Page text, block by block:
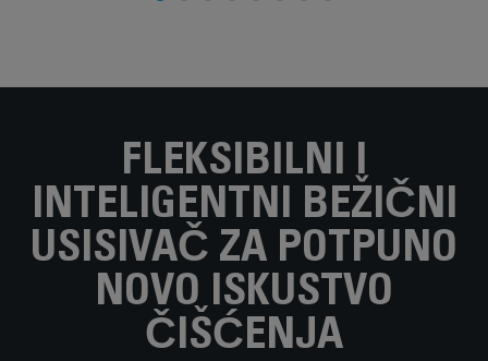
FLEKSIBILNI I
INTELIGENTNI BEŽIČNI
USISIVAČ ZA POTPUNO
NOVO ISKUSTVO
ČIŠĆENJA